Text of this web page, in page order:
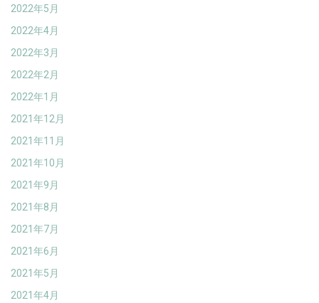
2022年5月
2022年4月
2022年3月
2022年2月
2022年1月
2021年12月
2021年11月
2021年10月
2021年9月
2021年8月
2021年7月
2021年6月
2021年5月
2021年4月